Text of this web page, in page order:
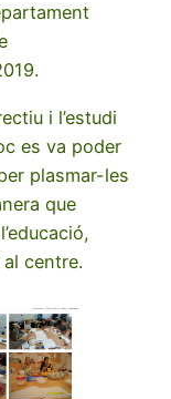
i l’estudi
es va poder
plasmar-les
que
centre.